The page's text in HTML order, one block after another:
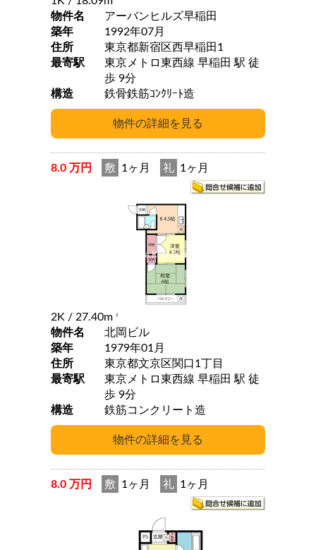
物件名
アーバンヒルズ早稲田
築年
1992年07月
住所
東京都新宿区西早稲田1
最寄駅
東京メトロ東西線 早稲田 駅 徒
歩 9分
構造
鉄骨鉄筋ｺﾝｸﾘｰﾄ造
8.0 万円 敷 1ヶ月 礼 1ヶ月
2K / 27.40m 2
物件名
北岡ビル
築年
1979年01月
住所
東京都文京区関口1丁目
最寄駅
東京メトロ東西線 早稲田 駅 徒
歩 9分
構造
鉄筋コンクリート造
8.0 万円 敷 1ヶ月 礼 1ヶ月